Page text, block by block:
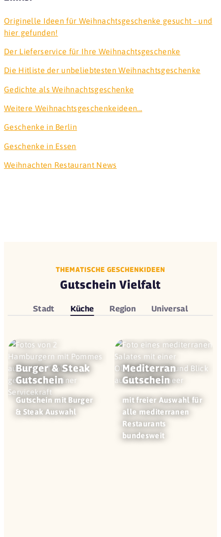
Originelle Ideen für Weihnachtsgeschenke gesucht - und
hier gefunden!
Der Lieferservice für Ihre Weihnachtsgeschenke
Die Hitliste der unbeliebtesten Weihnachtsgeschenke
Gedichte als Weihnachtsgeschenke
Weitere Weihnachtsgeschenkeideen...
Geschenke in Berlin
Geschenke in Essen
Weihnachten Restaurant News
THEMATISCHE GESCHENKIDEEN
Gutschein Vielfalt
Stadt Küche Region Universal
Burger & Steak
Gutschein
Gutschein mit Burger
& Steak Auswahl
Mediterran
Gutschein
mit freier Auswahl für
alle mediterranen
Restaurants
bundesweit